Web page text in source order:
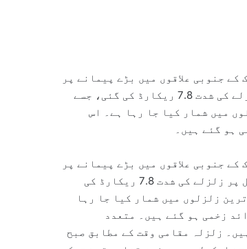
جنوبی علاقوں میں بڑے پیمانے پر
تباہی مچا دی۔ امریکی جیولوجیکل سروے کے مطابق ریکٹر اسکیل پر زلزلے کی شدت 7.8 ریکارڈ کی گئی، جسے
میں شمار کیا جا رہا ہے۔ اس
جنوبی علاقوں میں بڑے پیمانے پر
تباہی مچا دی۔ امریکی جیولوجیکل سروے (USGS) کے مطابق ریکٹر اسکیل پر زلزلے کی شدت 7.8 ریکارڈ کی
زلزلوں میں شمار کیا جا رہا
کے نتیجے میں کم از کم 32 افراد ہلاک جبکہ 200 سے زائد زخمی ہو گئے ہیں۔ متعدد
زلزلہ مقامی وقت کے مطابق صبح